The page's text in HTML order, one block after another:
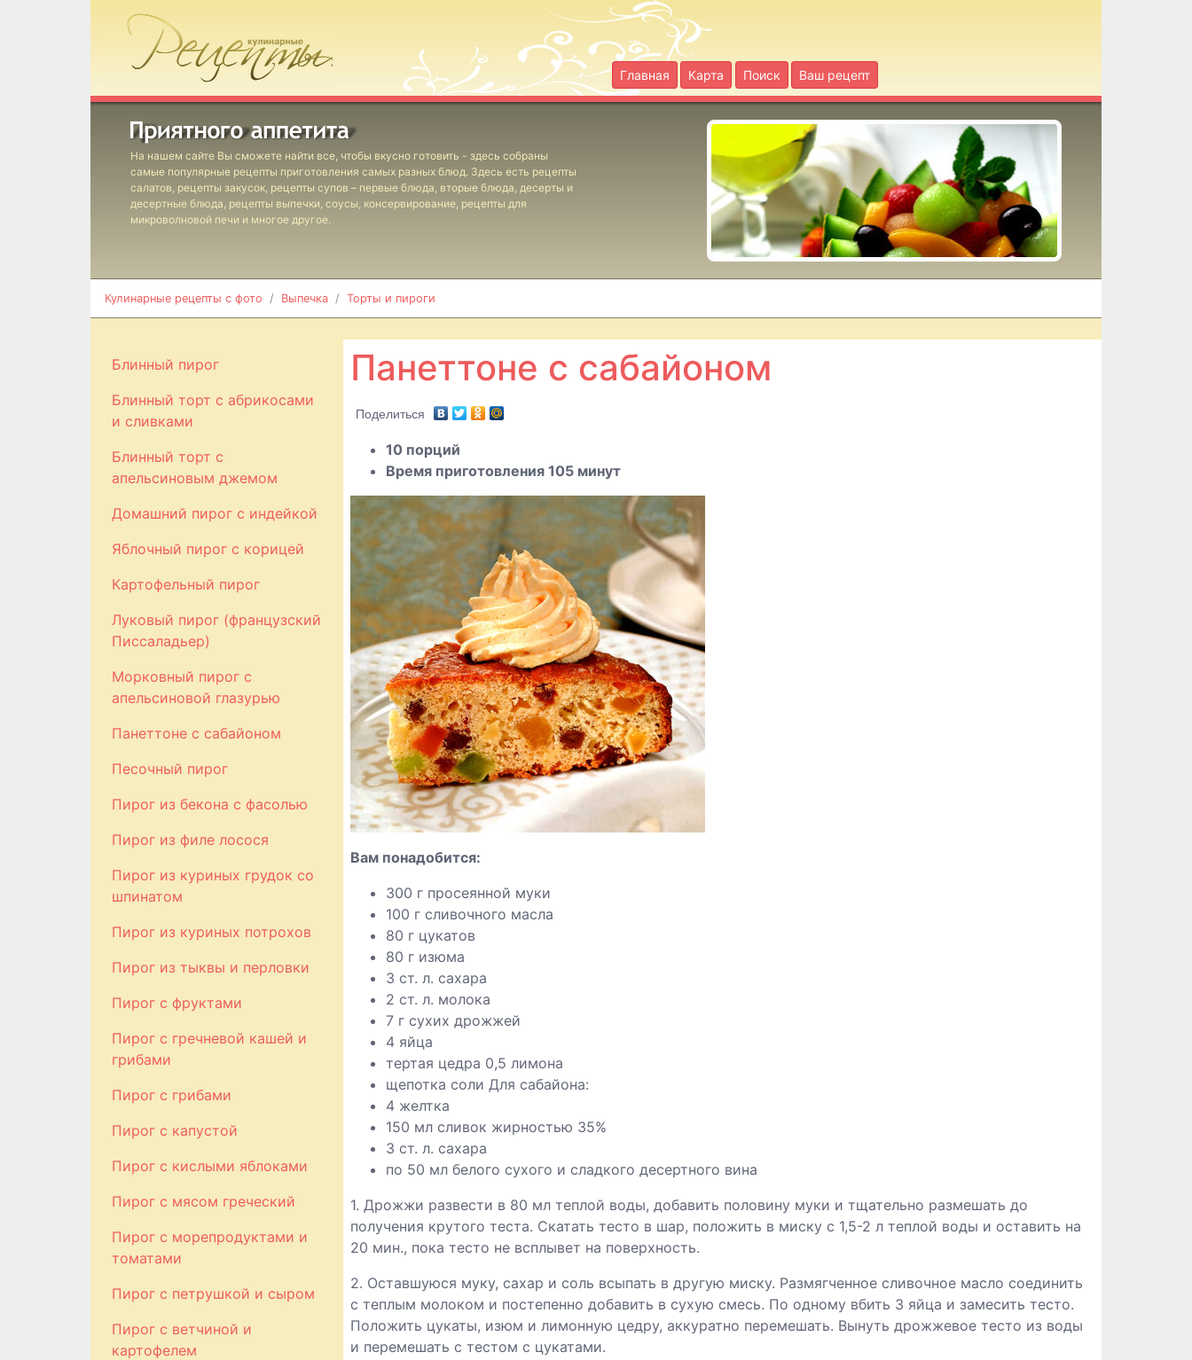
Главная Карта Поиск Ваш рецепт
На нашем сайте Вы сможете найти все, чтобы вкусно готовить - здесь собраны
самые популярные рецепты приготовления самых разных блюд. Здесь есть рецепты
салатов, рецепты закусок, рецепты супов – первые блюда, вторые блюда, десерты и
десертные блюда, рецепты выпечки, соусы, консервирование, рецепты для
микроволновой печи и многое другое.
Кулинарные рецепты с фото Выпечка Торты и пироги
Блинный пирог
Блинный торт с абрикосами
и сливками
Блинный торт с
апельсиновым джемом
Домашний пирог с индейкой
Яблочный пирог с корицей
Картофельный пирог
Луковый пирог (французский
Писсаладьер)
Морковный пирог с
апельсиновой глазурью
Панеттоне с сабайоном
Песочный пирог
Пирог из бекона с фасолью
Пирог из филе лосося
Пирог из куриных грудок со
шпинатом
Пирог из куриных потрохов
Пирог из тыквы и перловки
Пирог с фруктами
Пирог с гречневой кашей и
грибами
Пирог с грибами
Пирог с капустой
Пирог с кислыми яблоками
Пирог с мясом греческий
Пирог с морепродуктами и
томатами
Пирог с петрушкой и сыром
Пирог с ветчиной и
картофелем
Панеттоне с сабайоном
Поделиться
10 порций
Время приготовления 105 минут
Вам понадобится:
300 г просеянной муки
100 г сливочного масла
80 г цукатов
80 г изюма
3 ст. л. сахара
2 ст. л. молока
7 г сухих дрожжей
4 яйца
тертая цедра 0,5 лимона
щепотка соли Для сабайона:
4 желтка
150 мл сливок жирностью 35%
3 ст. л. сахара
по 50 мл белого сухого и сладкого десертного вина
1. Дрожжи развести в 80 мл теплой воды, добавить половину муки и тщательно размешать до
получения крутого теста. Скатать тесто в шар, положить в миску с 1,5-2 л теплой воды и оставить на
20 мин., пока тесто не всплывет на поверхность.
2. Оставшуюся муку, сахар и соль всыпать в другую миску. Размягченное сливочное масло соединить
с теплым молоком и постепенно добавить в сухую смесь. По одному вбить 3 яйца и замесить тесто.
Положить цукаты, изюм и лимонную цедру, аккуратно перемешать. Вынуть дрожжевое тесто из воды
и перемешать с тестом с цукатами.